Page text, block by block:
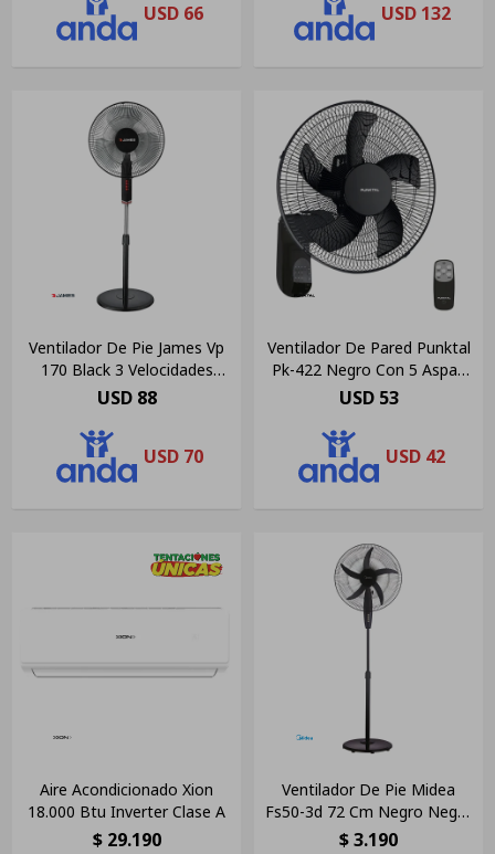
USD 66 USD 132
Ventilador De Pie James Vp
170 Black 3 Velocidades
Estructura Negro Aspas
USD 88
USD 70
Ventilador De Pared Punktal
Pk-422 Negro Con 5 Aspas
40cm De Diámetro
USD 53
USD 42
Aire Acondicionado Xion
18.000 Btu Inverter Clase A
$ 29.190
Ventilador De Pie Midea
Fs50-3d 72 Cm Negro Negro
5
$3.190